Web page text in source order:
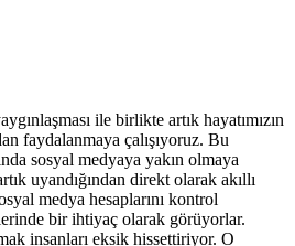
ile birlikte artık hayatımızın
faydalanmaya çalışıyoruz. Bu
sosyal medyaya yakın olmaya
uyandığından direkt olarak akıllı
medya hesaplarını kontrol
bir ihtiyaç olarak görüyorlar.
insanları eksik hissettiriyor. O